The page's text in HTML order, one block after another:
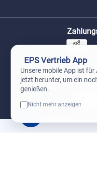
Unsere
EPS Vertrieb App
Unsere mobile App ist
jetzt herunter, um ein
genießen.
Nicht mehr anzeigen